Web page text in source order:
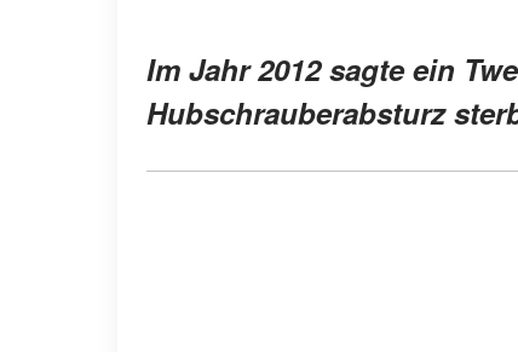
Im Jahr 2012 sagte ein
Hubschrauberabsturz